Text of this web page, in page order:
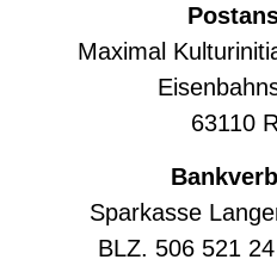
Maximal
63110
Sparkasse
BLZ. 506 521